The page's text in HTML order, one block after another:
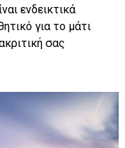
ενδεικτικά
για το μάτι
σας